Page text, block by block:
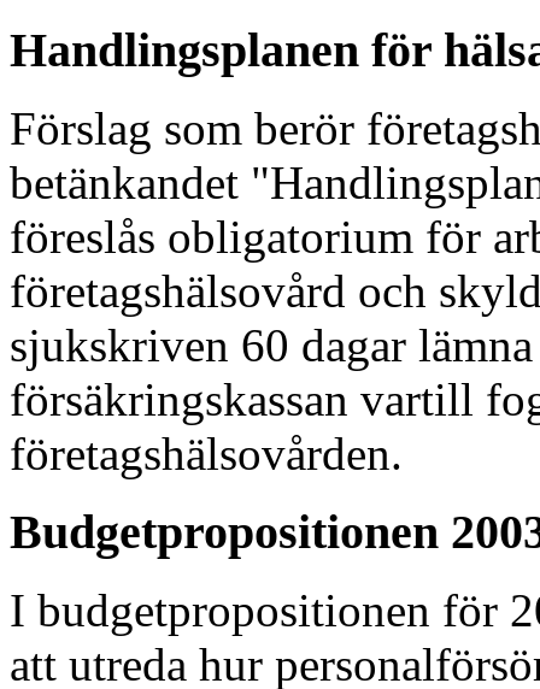
Handlingsplanen för
Förslag som berör
betänkandet
föreslås obligatorium för
företagshälsovård och
sjukskriven 60 dagar
försäkringskassan vartill
företagshälsovården.
Budgetpropositionen
I budgetpropositionen för
att utreda hur